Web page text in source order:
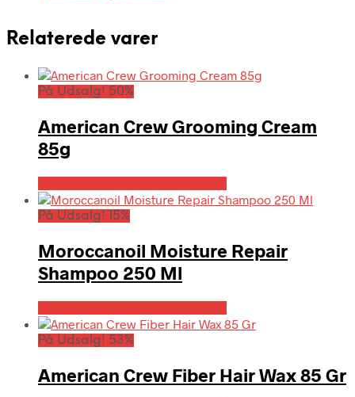
Relaterede varer
På Udsalg! 50%
American Crew Grooming Cream
85g
På Udsalg! 15%
Moroccanoil Moisture Repair
Shampoo 250 Ml
På Udsalg! 53%
American Crew Fiber Hair Wax 85 Gr